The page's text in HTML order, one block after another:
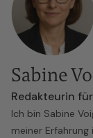
Sabine
Redakteurin
Ich bin Sabine
meiner